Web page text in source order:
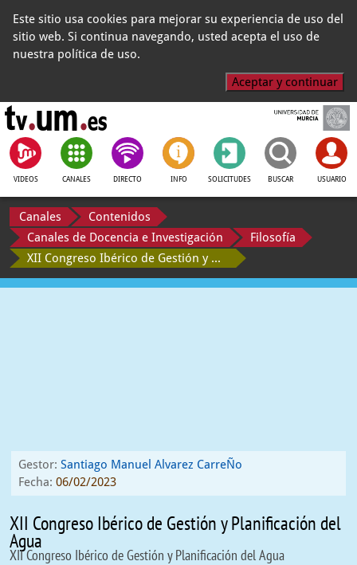
Este sitio usa cookies para mejorar su experiencia de uso del
sitio web. Si continua navegando, usted acepta el uso de
nuestra política de uso.
Aceptar y continuar
VIDEOS CANALES DIRECTO INFO SOLICITUDES BUSCAR USUARIO
Canales
Contenidos
Canales de Docencia e Investigación
Filosofía
XII Congreso Ibérico de Gestión y Planificación del Agua
Gestor: Santiago Manuel Alvarez CarreÑo
Fecha: 06/02/2023
XII Congreso Ibérico de Gestión y Planificación del
Agua
XII Congreso Ibérico de Gestión y Planificación del Agua